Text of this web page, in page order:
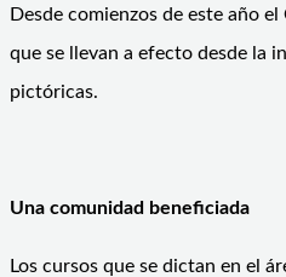
Desde comienzos de este año
que se llevan a efecto desde la
pictóricas.
Una comunidad beneficiada
Los cursos que se dictan en el